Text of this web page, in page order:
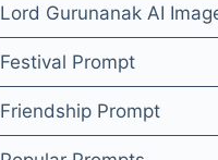
Lord Gurunanak AI
Festival Prompt
Friendship Prompt